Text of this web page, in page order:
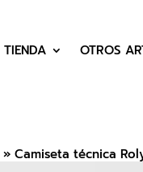
TIENDA OTROS
»Camiseta técnica